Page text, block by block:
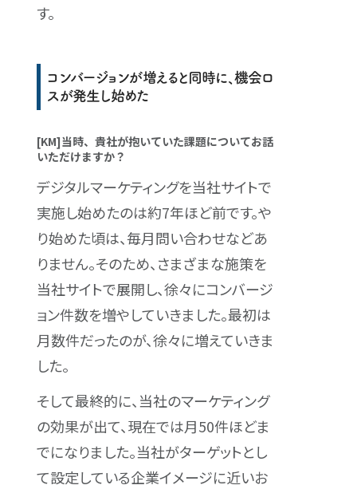
す。
コンバージョンが増えると同時に、機会ロ
スが発生し始めた
[KM]当時、貴社が抱いていた課題についてお話
いただけますか？
デジタルマーケティングを当社サイトで
実施し始めたのは約7年ほど前です。や
り始めた頃は、毎月問い合わせなどあ
りません。そのため、さまざまな施策を
当社サイトで展開し、徐々にコンバージ
ョン件数を増やしていきました。最初は
月数件だったのが、徐々に増えていきま
した。
そして最終的に、当社のマーケティング
の効果が出て、現在では月50件ほどま
でになりました。当社がターゲットとし
て設定している企業イメージに近いお